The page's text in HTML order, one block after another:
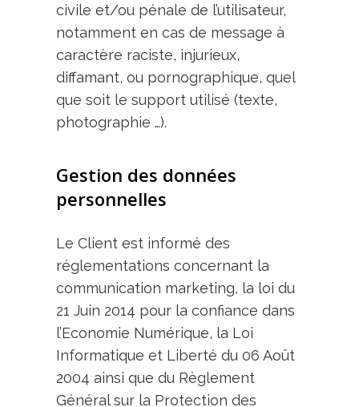
civile et/ou pénale de l’utilisateur,
notamment en cas de message à
caractère raciste, injurieux,
diffamant, ou pornographique, quel
que soit le support utilisé (texte,
photographie …).
Gestion des données
personnelles
Le Client est informé des
réglementations concernant la
communication marketing, la loi du
21 Juin 2014 pour la confiance dans
l’Economie Numérique, la Loi
Informatique et Liberté du 06 Août
2004 ainsi que du Règlement
Général sur la Protection des